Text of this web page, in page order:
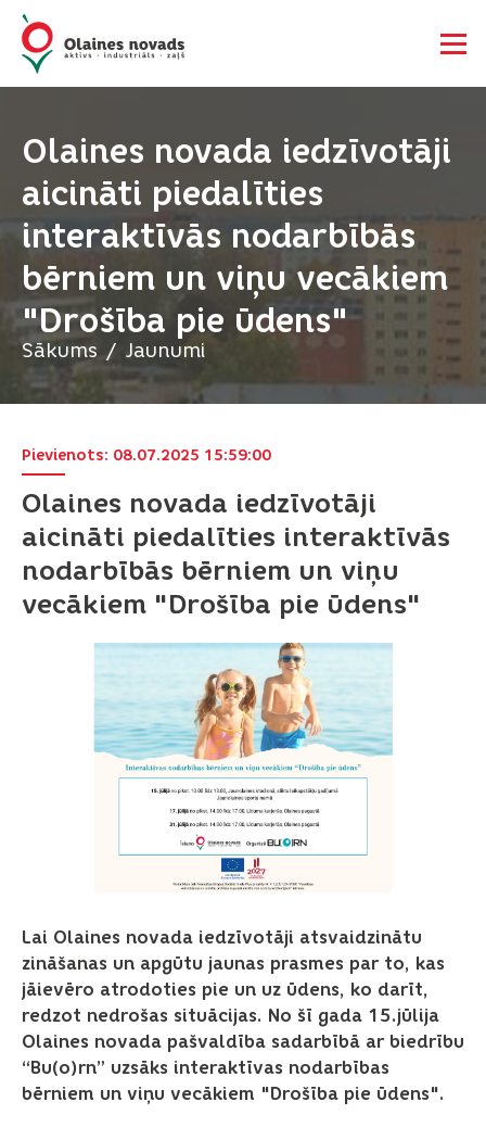
Olaines novada iedzīvotāji
aicināti piedalīties
interaktīvās nodarbībās
bērniem un viņu vecākiem
"Drošība pie ūdens"
Sākums Jaunumi
Olaines novada iedzīvotāji
aicināti piedalīties interaktīvās
nodarbībās bērniem un viņu
vecākiem "Drošība pie ūdens"
Pievienots: 08.07.2025 15:59:00
Lai Olaines novada iedzīvotāji atsvaidzinātu
zināšanas un apgūtu jaunas prasmes par to, kas
jāievēro atrodoties pie un uz ūdens, ko darīt,
redzot nedrošas situācijas. No šī gada 15.jūlija
Olaines novada pašvaldība sadarbībā ar biedrību
“Bu(o)rn” uzsāks interaktīvas nodarbības
bērniem un viņu vecākiem "Drošība pie ūdens".